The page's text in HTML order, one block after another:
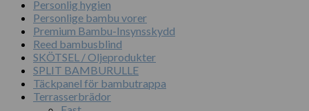
Personlig hygien
Personlige bambu vorer
Premium Bambu-Insynsskydd
Reed bambusblind
SKÖTSEL / Oljeprodukter
SPLIT BAMBURULLE
Täckpanel för bambutrappa
Terrasserbrädor